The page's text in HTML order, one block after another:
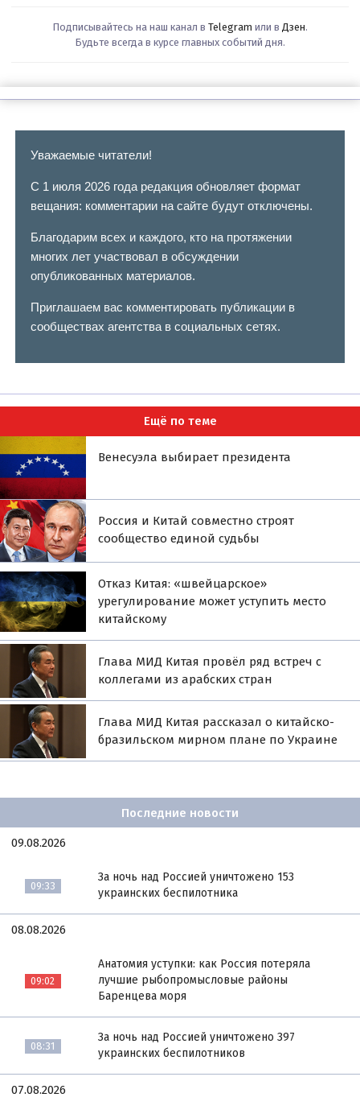
Подписывайтесь на наш канал в Telegram или в Дзен.
Будьте всегда в курсе главных событий дня.
Уважаемые читатели!
С 1 июля 2026 года редакция обновляет формат
вещания: комментарии на сайте будут отключены.
Благодарим всех и каждого, кто на протяжении
многих лет участвовал в обсуждении
опубликованных материалов.
Приглашаем вас комментировать публикации в
сообществах агентства в социальных сетях.
Ещё по теме
Венесуэла выбирает президента
Россия и Китай совместно строят
сообщество единой судьбы
Отказ Китая: «швейцарское»
урегулирование может уступить место
китайскому
Глава МИД Китая провёл ряд встреч с
коллегами из арабских стран
Глава МИД Китая рассказал о китайско-
бразильском мирном плане по Украине
Последние новости
09.08.2026
09:33
За ночь над Россией уничтожено 153
украинских беспилотника
08.08.2026
09:02
Анатомия уступки: как Россия потеряла
лучшие рыбопромысловые районы
Баренцева моря
08:31
За ночь над Россией уничтожено 397
украинских беспилотников
07.08.2026